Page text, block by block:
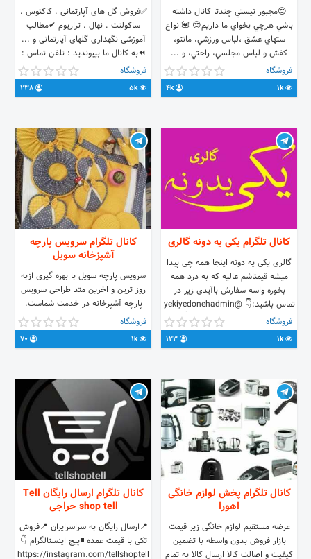
😍مجبور نيستي چندتا كانال داشته
باشي هرچي بخواي ما داريم😍 💟انواع
ستهاي عشق ،لباس ورزشي، مانتو،
كفش و لباس مجلسي، راحتي، و ...
✳️بيا اينجا و فوق العاده باش با قيمتاي
باور نكردني🤗 🔯بهترين كيفيت و تنوع
😎 😍❌ارسال رايگان❌😍
فروشگاه
1k
4k
✅فروش گل های آپارتمانی . کاکتوس .
ساکولنت . نهال . تراریوم ✔مطالب
آموزشی نگهداری گلهای آپارتمانی و ...
⏪به کانال ما بپیوندید : تلفن تماس :
+989375414783 +989392907730
فروشگاه
5k
کانال تلگرام یکی یه دونه گالری
گالری یکی یه دونه اینجا همه چی پیدا
میشه قیمتاشم عالیه که به درد همه
بخوره واسه سفارش باآیدی زیر در
تماس باشید:👇 @yekiyedonehadmin
لینک ورود سریع به کانال:👇
https://t.me/joinchat/AAAAAFSuLK2g9PrJrh8QTg
فروشگاه
1k
کانال تلگرام سرویس پارچه
آشپزخانه سویل
سرویس پارچه سویل با بهره گیری ازبه
روز ترین و اخرین متد طراحی سرویس
پارچه آشپزخانه در خدمت شماست.
قبول سفارشات در طرح و رنگ بندی
مختلف جهت سفارش و پیگیری با شماره
موبایل زیر در تماس باشید
فروشگاه
1k
کانال تلگرام پخش لوازم خانگی
اهورا
عرضه مستقیم لوازم خانگی زیر قیمت
بازار فروش بدون واسطه با تضمین
کیفیت و اصالت کالا ارسال کالا به تمام
کانال تلگرام ارسال رایگان Tell
shop tell حراجی
📍ارسال رایگان به سراسرایران 📍فروش
تکی با قیمت عمده ◾پیج اینستالگرام 👇
https://instagram.com/tellshoptell